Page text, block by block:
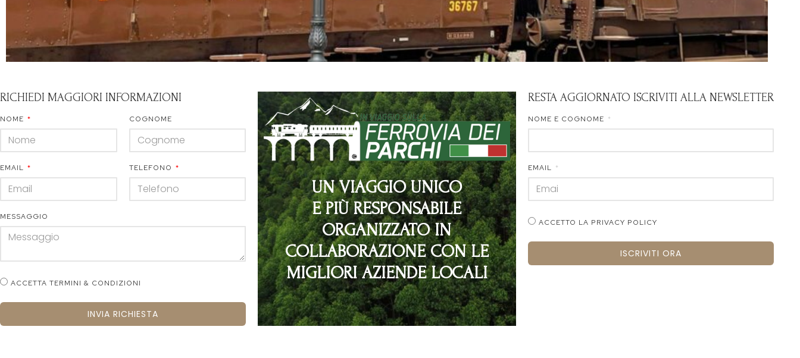
RICHIEDI MAGGIORI INFORMAZIONI
NOME COGNOME
EMAIL TELEFONO
MESSAGGIO
ACCETTA TERMINI & CONDIZIONI
INVIA RICHIESTA
UN VIAGGIO UNICO
E PIÙ RESPONSABILE
ORGANIZZATO IN
COLLABORAZIONE CON LE
MIGLIORI AZIENDE LOCALI
RESTA AGGIORNATO ISCRIVITI ALLA NEWSLETTER
NOME E COGNOME
EMAIL
ACCETTO LA PRIVACY POLICY
ISCRIVITI ORA